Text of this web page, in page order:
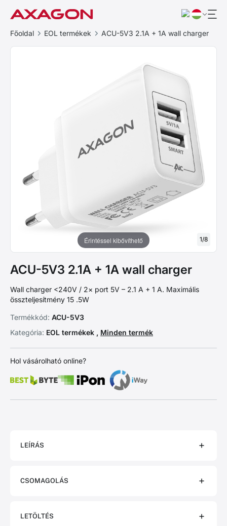
Főoldal EOL termékek ACU-5V3 2.1A + 1A wall charger
Érintéssel kibővíthető 1/8
ACU-5V3 2.1A + 1A wall charger
Wall charger <240V / 2× port 5V – 2.1 A + 1 A. Maximális
összteljesítmény 15 .5W
Termékkód: ACU-5V3
Kategória: EOL termékek , Minden termék
Hol vásárolható online?
LEÍRÁS
CSOMAGOLÁS
LETÖLTÉS